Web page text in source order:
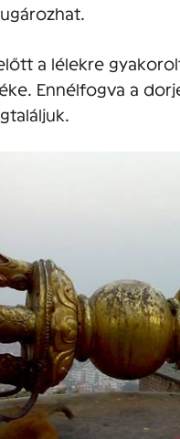
a lélekre
Ennélfogva a